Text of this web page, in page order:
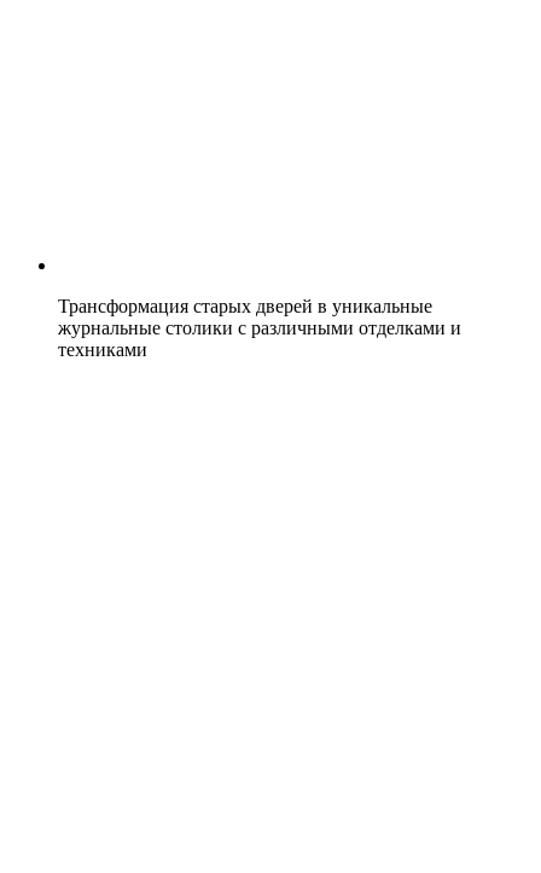
Трансформация старых дверей в уникальные
журнальные столики с различными отделками и
техниками